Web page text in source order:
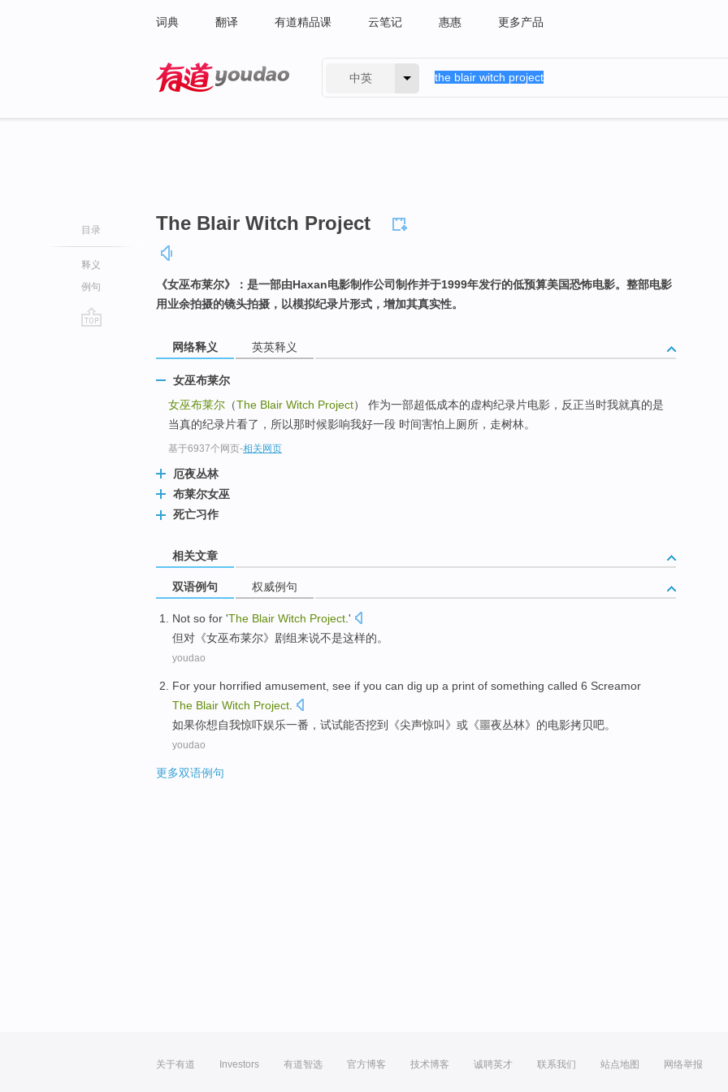
词典 翻译 有道精品课 云笔记 惠惠 更多产品
中英
目录
释义
例句
The Blair Witch Project
《女巫布莱尔》：是一部由Haxan电影制作公司制作并于1999年发行的低预算美国恐怖电影。整部电影
用业余拍摄的镜头拍摄，以模拟纪录片形式，增加其真实性。
网络释义 英英释义
女巫布莱尔
女巫布莱尔 （The Blair Witch Project） 作为一部超低成本的虚构纪录片电影，反正当时我就真的是
当真的纪录片看了，所以那时候影响我好一段 时间害怕上厕所，走树林。
基于6937个网页-相关网页
厄夜丛林
布莱尔女巫
死亡习作
相关文章
双语例句 权威例句
Not so for 'The Blair Witch Project.'
但对 《女巫布莱尔》剧组来说不是这样的。
youdao
For your horrified amusement , see if you can dig up a print of something called 6 Screamor
The Blair Witch Project
如果你想自我惊吓娱乐一番，试试能否挖到《尖声惊叫》或《噩夜丛林》 的电影拷贝吧。
youdao
更多双语例句
关于有道 Investors 有道智选 官方博客 技术博客 诚聘英才 联系我们 站点地图 网络举报